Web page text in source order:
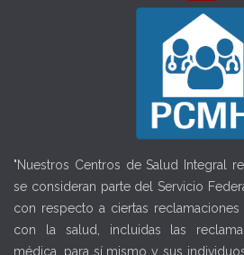
"Nuestros Centros de Salud Integral
se consideran parte del Servicio
con respecto a ciertas
con la salud, incluidas las
médica, para sí mismo y sus